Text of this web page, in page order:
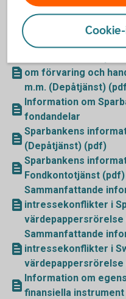
instruments(pdf)
Sparbankens
Swedbanks riktlinjer
om förvaring och
m.m. (Depåtjänst)
Information om
fondandelar
Sparbankens
(Depåtjänst) (pdf)
Sparbankens
Fondkontotjänst (pdf)
Sammanfattande
intressekonflikter i
värdepappersrörelse
Sammanfattande
intressekonflikter i
värdepappersrörelse
Information om
finansiella